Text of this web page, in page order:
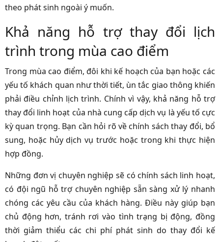
theo phát sinh ngoài ý muốn.
Khả năng hỗ trợ thay đổi lịch
trình trong mùa cao điểm
Trong mùa cao điểm, đôi khi kế hoạch của bạn hoặc các
yếu tố khách quan như thời tiết, ùn tắc giao thông khiến
phải điều chỉnh lịch trình. Chính vì vậy, khả năng hỗ trợ
thay đổi linh hoạt của nhà cung cấp dịch vụ là yếu tố cực
kỳ quan trọng. Bạn cần hỏi rõ về chính sách thay đổi, bổ
sung, hoặc hủy dịch vụ trước hoặc trong khi thực hiện
hợp đồng.
Những đơn vị chuyên nghiệp sẽ có chính sách linh hoạt,
có đội ngũ hỗ trợ chuyên nghiệp sẵn sàng xử lý nhanh
chóng các yêu cầu của khách hàng. Điều này giúp bạn
chủ động hơn, tránh rơi vào tình trạng bị động, đồng
thời giảm thiểu các chi phí phát sinh do thay đổi kế